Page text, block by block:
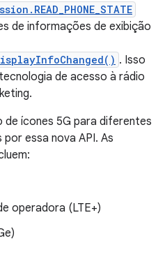
de informações de exibição
. Isso
de acesso à rádio
de ícones 5G para diferentes
essa nova API. As
operadora (LTE+)